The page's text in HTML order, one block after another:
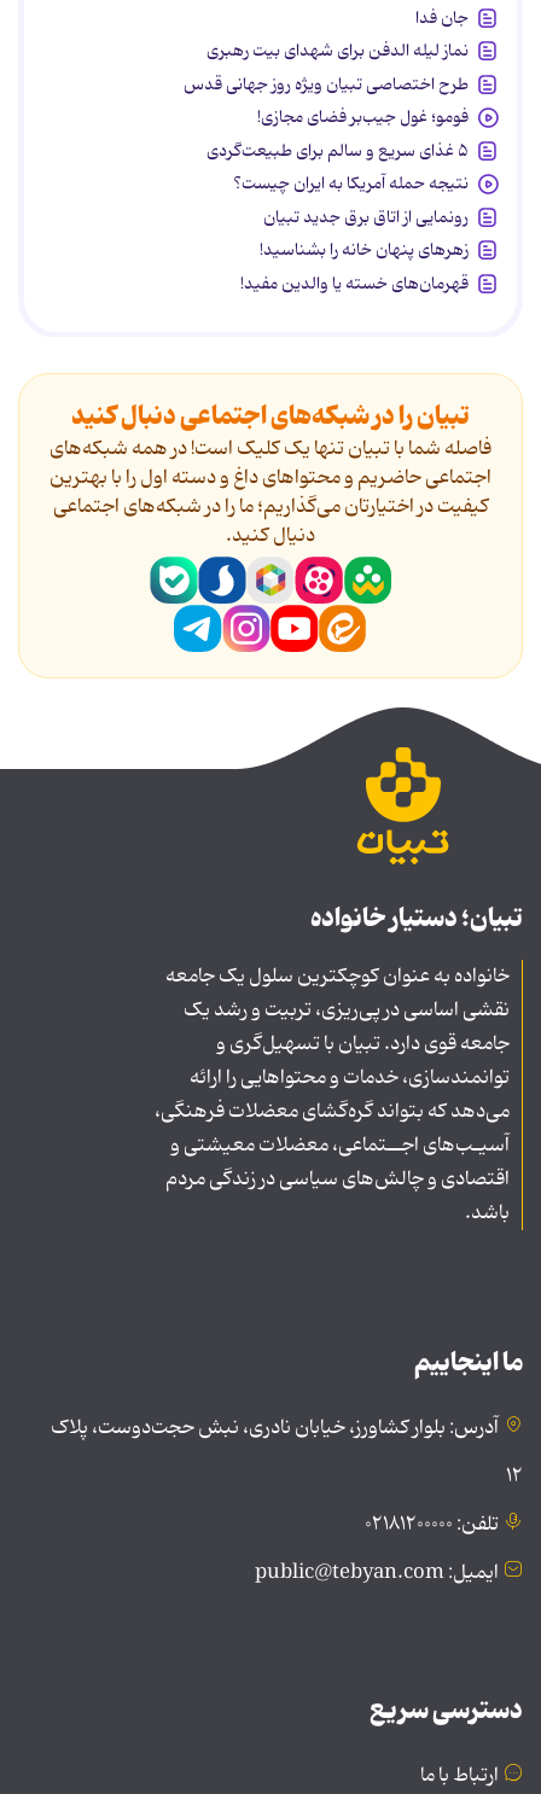
جان فدا
نماز لیله الدفن برای شهدای بیت رهبری
طرح اختصاصی تبیان ویژه روز جهانی قدس
فومو؛ غول جیب‌بر فضای مجازی!
۵ غذای سریع و سالم برای طبیعت‌گردی
نتیجه حمله آمریکا به ایران چیست؟
رونمایی از اتاق برق جدید تبیان
زهرهای پنهان خانه را بشناسید!
قهرمان‌های خسته یا والدین مفید!
تبیان را در شبکه‌های اجتماعی دنبال کنید
فاصله شما با تبیان تنها یک کلیک است! در همه شبکه‌های
اجتماعی حاضریم و محتواهای داغ و دسته اول را با بهترین
کیفیت در اختیارتان می‌گذاریم؛ ما را در شبکه‌های اجتماعی
دنیال کنید.
تبیان؛ دستیار خانواده
خانواده به عنوان کوچکترین سلول یک جامعه
نقشی اساسی در پی‌ریزی، تربیت و رشد یک
جامعه قوی دارد. تبیان با تسهیل‌گری و
توانمندسازی، خدمات و محتواهایی را ارائه
می‌دهد که بتواند گره‌گشای معضلات فرهنگی،
آسیـب‌های اجــتماعی، معضلات معیشتی و
اقتصادی و چالش‌های سیاسی در زندگی مردم
باشد.
ما اینجاییم
آدرس: بلوار کشاورز، خیابان نادری، نبش حجت‌دوست، پلاک
۱۲
تلفن: ۰۲۱۸۱۲۰۰۰۰۰
ایمیل: public@tebyan.com
دسترسی سریع
ارتباط با ما